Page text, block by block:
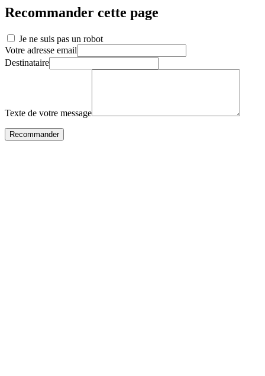
Recommander cette page
Je ne suis pas un robot
Votre adresse email
Destinataire
Texte de votre message